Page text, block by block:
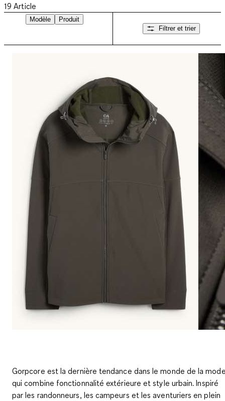
19 Article
Modèle
Produit
Filtrer et trier
Gorpcore est la dernière tendance dans le monde de la
qui combine fonctionnalité extérieure et style urbain. Inspiré
par les randonneurs, les campeurs et les aventuriers en plein